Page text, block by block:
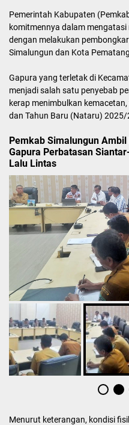
Pemerintah Kabupaten
komitmennya dalam
dengan melakukan
Simalungun dan Kota
Gapura yang terletak di
menjadi salah satu penyebab
kerap menimbulkan
dan Tahun Baru (Nataru) 2025/
Pemkab Simalungun
Gapura Perbatasan
Lalu Lintas
Menurut keterangan, kondisi